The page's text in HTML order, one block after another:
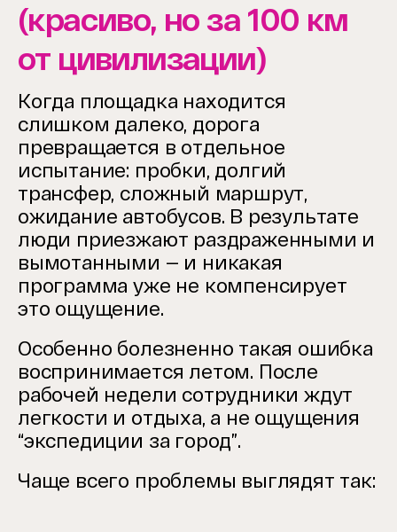
(красиво, но за 100 км
от цивилизации)
Когда площадка находится
слишком далеко, дорога
превращается в отдельное
испытание: пробки, долгий
трансфер, сложный маршрут,
ожидание автобусов. В результате
люди приезжают раздраженными и
вымотанными — и никакая
программа уже не компенсирует
это ощущение.
Особенно болезненно такая ошибка
воспринимается летом. После
рабочей недели сотрудники ждут
легкости и отдыха, а не ощущения
“экспедиции за город”.
Чаще всего проблемы выглядят так: